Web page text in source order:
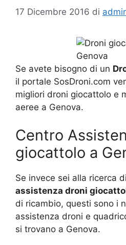
17 Dicembre 2016 di
Se avete bisogno di un
il portale SosDroni.com
migliori droni giocattolo e
aeree a Genova.
Centro
giocattolo a
Se invece sei alla ricerca
assistenza droni
di ricambio, questi sono i
assistenza droni e
si trovano a Genova.